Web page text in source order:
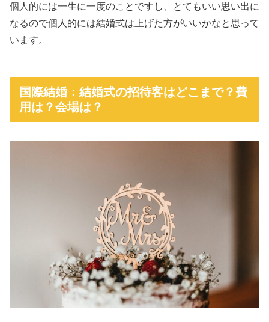
個人的には一生に一度のことですし、とてもいい思い出に
なるので個人的には結婚式は上げた方がいいかなと思って
います。
国際結婚：結婚式の招待客はどこまで？費
用は？会場は？